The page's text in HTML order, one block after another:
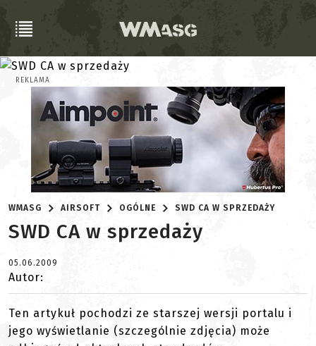
REKLAMA
WMASG AIRSOFT OGÓLNE SWD CA W SPRZEDAŻY
SWD CA w sprzedaży
05.06.2009
Autor:
Ten artykuł pochodzi ze starszej wersji portalu i
jego wyświetlanie (szczególnie zdjęcia) może